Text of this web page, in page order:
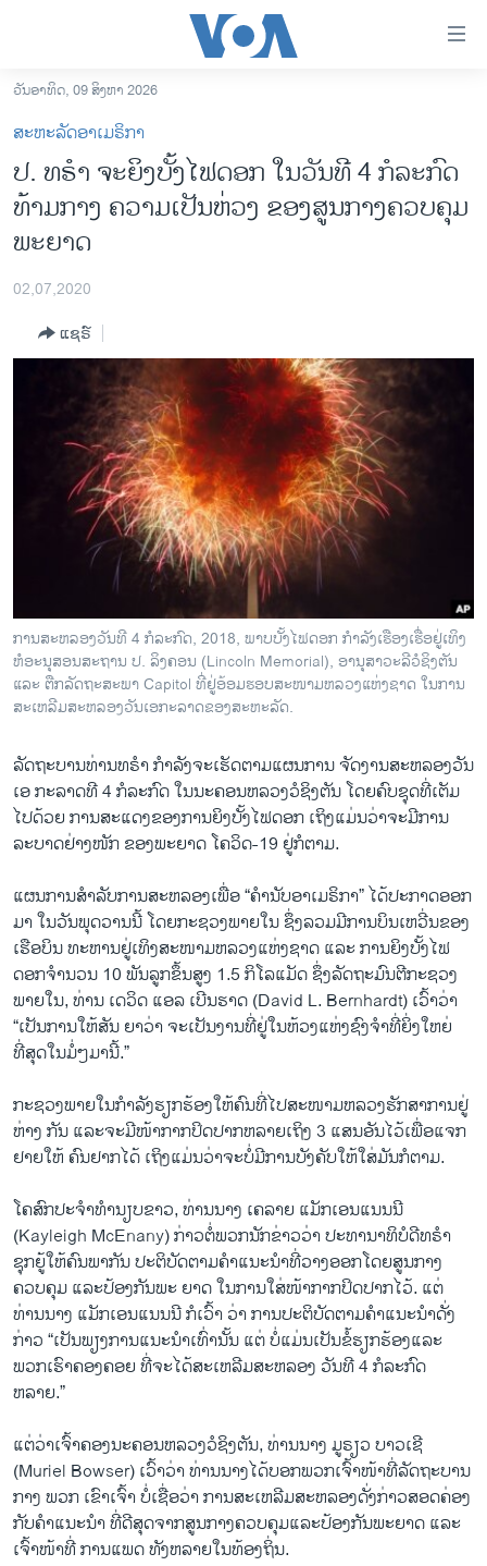
ເຂົ້າ
ຫາ
ຂ້າມ
ຂ້າມ
ໄປ
ຫາ
ຊອກ
ອາເມຣິກາ
ການເລືອກຕັ້ງ ປະທານາທີບໍດີ ສະຫະລັດ 2024
ອິດສະຫຼະພາບດ້ານການຂ່າວ
ຊີວິດຊາວລາວ
ຊຸມຊົນຊາວລາວ
ວິທະຍາສາດ-ເທັກໂນໂລຈີ
ວີດີໂອ
ສຽງ
ລາຍການກະຈາຍສຽງ
ຕິດຕາມພວກເຮົາ ທີ່
ພາສາຕ່າງໆ
ວັນອາທິດ, 09 ສິງຫາ 2026
ສະຫະລັດອາເມຣິກາ
ປ. ທຣໍາ ຈະຍິງບັ້ງໄຟດອກ ໃນວັນທີ 4 ກໍລະກົດ
ທ້າມກາງ ຄວາມເປັນຫ່ວງ ຂອງສູນກາງຄວບຄຸມ
ພະຍາດ
02,07,2020
ແຊຣ໌
ການສະຫລອງວັນທີ 4 ກໍລະກົດ, 2018, ພາບບັ້ງໄຟດອກ ກຳລັງເຮືອງເຮື່ອຢູ່ເທິງ
ຫໍອະນຸສອນສະຖານ ປ. ລິງຄອນ (Lincoln Memorial), ອານຸສາວະລີວໍຊິງຕັນ
ແລະ ຕືກລັດຖະສະພາ Capitol ທີ່ຢູ່ອ້ອມຮອບສະໜາມຫລວງແຫ່ງຊາດ ໃນການ
ສະເຫລີມສະຫລອງວັນເອກະລາດຂອງສະຫະລັດ.
ລັດຖະບານທ່ານທຣໍາ ກໍາລັງຈະເຮັດຕາມແຜນການ ຈັດງານສະຫລອງວັນ
ເອ ກະລາດທີ 4 ກໍລະກົດ ໃນນະຄອນຫລວງວໍຊິງຕັນ ໂດຍຄົບຊຸດທີ່ເຕັມ
ໄປດ້ວຍ ການສະແດງຂອງການຍິງບັ້ງໄຟດອກ ເຖິງແມ່ນວ່າຈະມີການ
ລະບາດຢ່າງໜັກ ຂອງພະຍາດ ໂຄວິດ-19 ຢູ່ກໍຕາມ.
ແຜນການສໍາລັບການສະຫລອງເພື່ອ “ຄໍານັບອາເມຣິກາ” ໄດ້ປະກາດອອກ
ມາ ໃນວັນພຸດວານນີ້ ໂດຍກະຊວງພາຍໃນ ຊຶ່ງລວມມີການບິນເຫວີ່ນຂອງ
ເຮືອບິນ ທະຫານຢູ່ເທິງສະໜາມຫລວງແຫ່ງຊາດ ແລະ ການຍິງບັ້ງໄຟ
ດອກຈໍານວນ 10 ພັນລູກຂຶ້ນສູງ 1.5 ກິໂລແມັດ ຊຶ່ງລັດຖະມົນຕີກະຊວງ
ພາຍໃນ, ທ່ານ ເດວິດ ແອລ ເບີນຮາດ (David L. Bernhardt) ເວົ້າວ່າ
“ເປັນການໃຫ້ສັນ ຍາວ່າ ຈະເປັນງານທີ່ຢູ່ໃນຫ້ວງແຫ່ງຊົງຈໍາທີ່ຍິ່ງໃຫຍ່
ທີ່ສຸດໃນມໍ່ໆມານີ້.”
ກະຊວງພາຍໃນກໍາລັງຮຽກຮ້ອງໃຫ້ຄົນທີ່ໄປສະໜາມຫລວງຮັກສາການຢູ່
ຫ່າງ ກັນ ແລະຈະມີໜ້າກາກປິດປາກຫລາຍເຖິງ 3 ແສນອັນໄວ້ເພື່ອແຈກ
ຢາຍໃຫ້ ຄົນຢາກໄດ້ ເຖິງແມ່ນວ່າຈະບໍ່ມີການບັງຄັບໃຫ້ໃສ່ມັນກໍຕາມ.
ໂຄສົກປະຈໍາທໍານຽບຂາວ, ທ່ານນາງ ເຄລາຍ ແມັກເອນແນນນີ
(Kayleigh McEnany) ກ່າວຕໍ່ພວກນັກຂ່າວວ່າ ປະທານາທິບໍດີທຣໍາ
ຊຸກຍູ້ໃຫ້ຄົນພາກັນ ປະຕິບັດຕາມຄໍາແນະນໍາທີ່ວາງອອກໂດຍສູນກາງ
ຄວບຄຸມ ແລະປ້ອງກັນພະ ຍາດ ໃນການໃສ່ໜ້າກາກປິດປາກໄວ້. ແຕ່
ທ່ານນາງ ແມັກເອນແນນນີ ກໍເວົ້າ ວ່າ ການປະຕິບັດຕາມຄໍາແນະນໍາດັ່ງ
ກ່າວ “ເປັນພຽງການແນະນໍາເທົ່ານັ້ນ ແຕ່ ບໍ່ແມ່ນເປັນຂໍ້ຮຽກຮ້ອງແລະ
ພວກເຮົາຄອງຄອຍ ທີ່ຈະໄດ້ສະເຫລີມສະຫລອງ ວັນທີ 4 ກໍລະກົດ
ຫລາຍ.”
ແຕ່ວ່າເຈົ້າຄອງນະຄອນຫລວງວໍຊິງຕັນ, ທ່ານນາງ ມູຣຽວ ບາວເຊີ
(Muriel Bowser) ເວົ້າວ່າ ທ່ານນາງໄດ້ບອກພວກເຈົ້າໜ້າທີ່ລັດຖະບານ
ກາງ ພວກ ເຂົາເຈົ້າ ບໍ່ເຊື່ອວ່າ ການສະເຫລີມສະຫລອງດັ່ງກ່າວສອດຄ່ອງ
ກັບຄໍາແນະນໍາ ທີ່ດີສຸດຈາກສູນກາງຄວບຄຸມແລະປ້ອງກັນພະຍາດ ແລະ
ເຈົ້າໜ້າທີ່ ການແພດ ທັງຫລາຍໃນທ້ອງຖິ່ນ.